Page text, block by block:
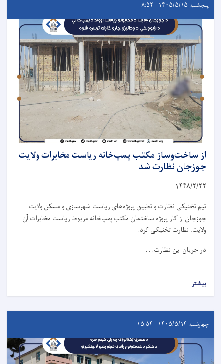
پنجشنبه ۱۴۰۵/۵/۱۵ - ۸:۵۲
از ساخت‌وساز مکتب پمپ‌خانه ریاست مخابرات ولایت
جوزجان نظارت شد
۱۴۴۸/۲/۲۲
تیم تخنیکی نظارت و تطبیق پروژه‌های ریاست شهرسازی و مسکن ولایت
جوزجان از کار پروژه ساختمان مکتب پمپ‌خانه مربوط ریاست مخابرات آن
ولایت، نظارت تخنیکی کرد.
در جریان این نظارت. . .
بیشتر
چهارشنبه ۱۴۰۵/۵/۱۴ - ۱۵:۵۴